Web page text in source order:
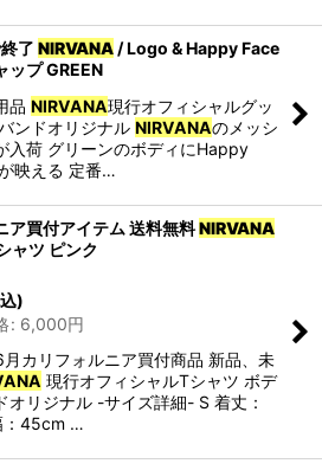
了 NIRVANA / Logo & Happy Face
ップ GREEN
品 NIRVANA現行オフィシャルグッ
ンドオリジナル NIRVANAのメッシ
入荷 グリーンのボディにHappy
映える 定番…
ア買付アイテム 送料無料NIRVANA
ャツ ピンク
)
: 6,000円
カリフォルニア買付商品 新品、未
現行オフィシャルTシャツ ボデ
オリジナル -サイズ詳細- S 着丈：
：45cm …